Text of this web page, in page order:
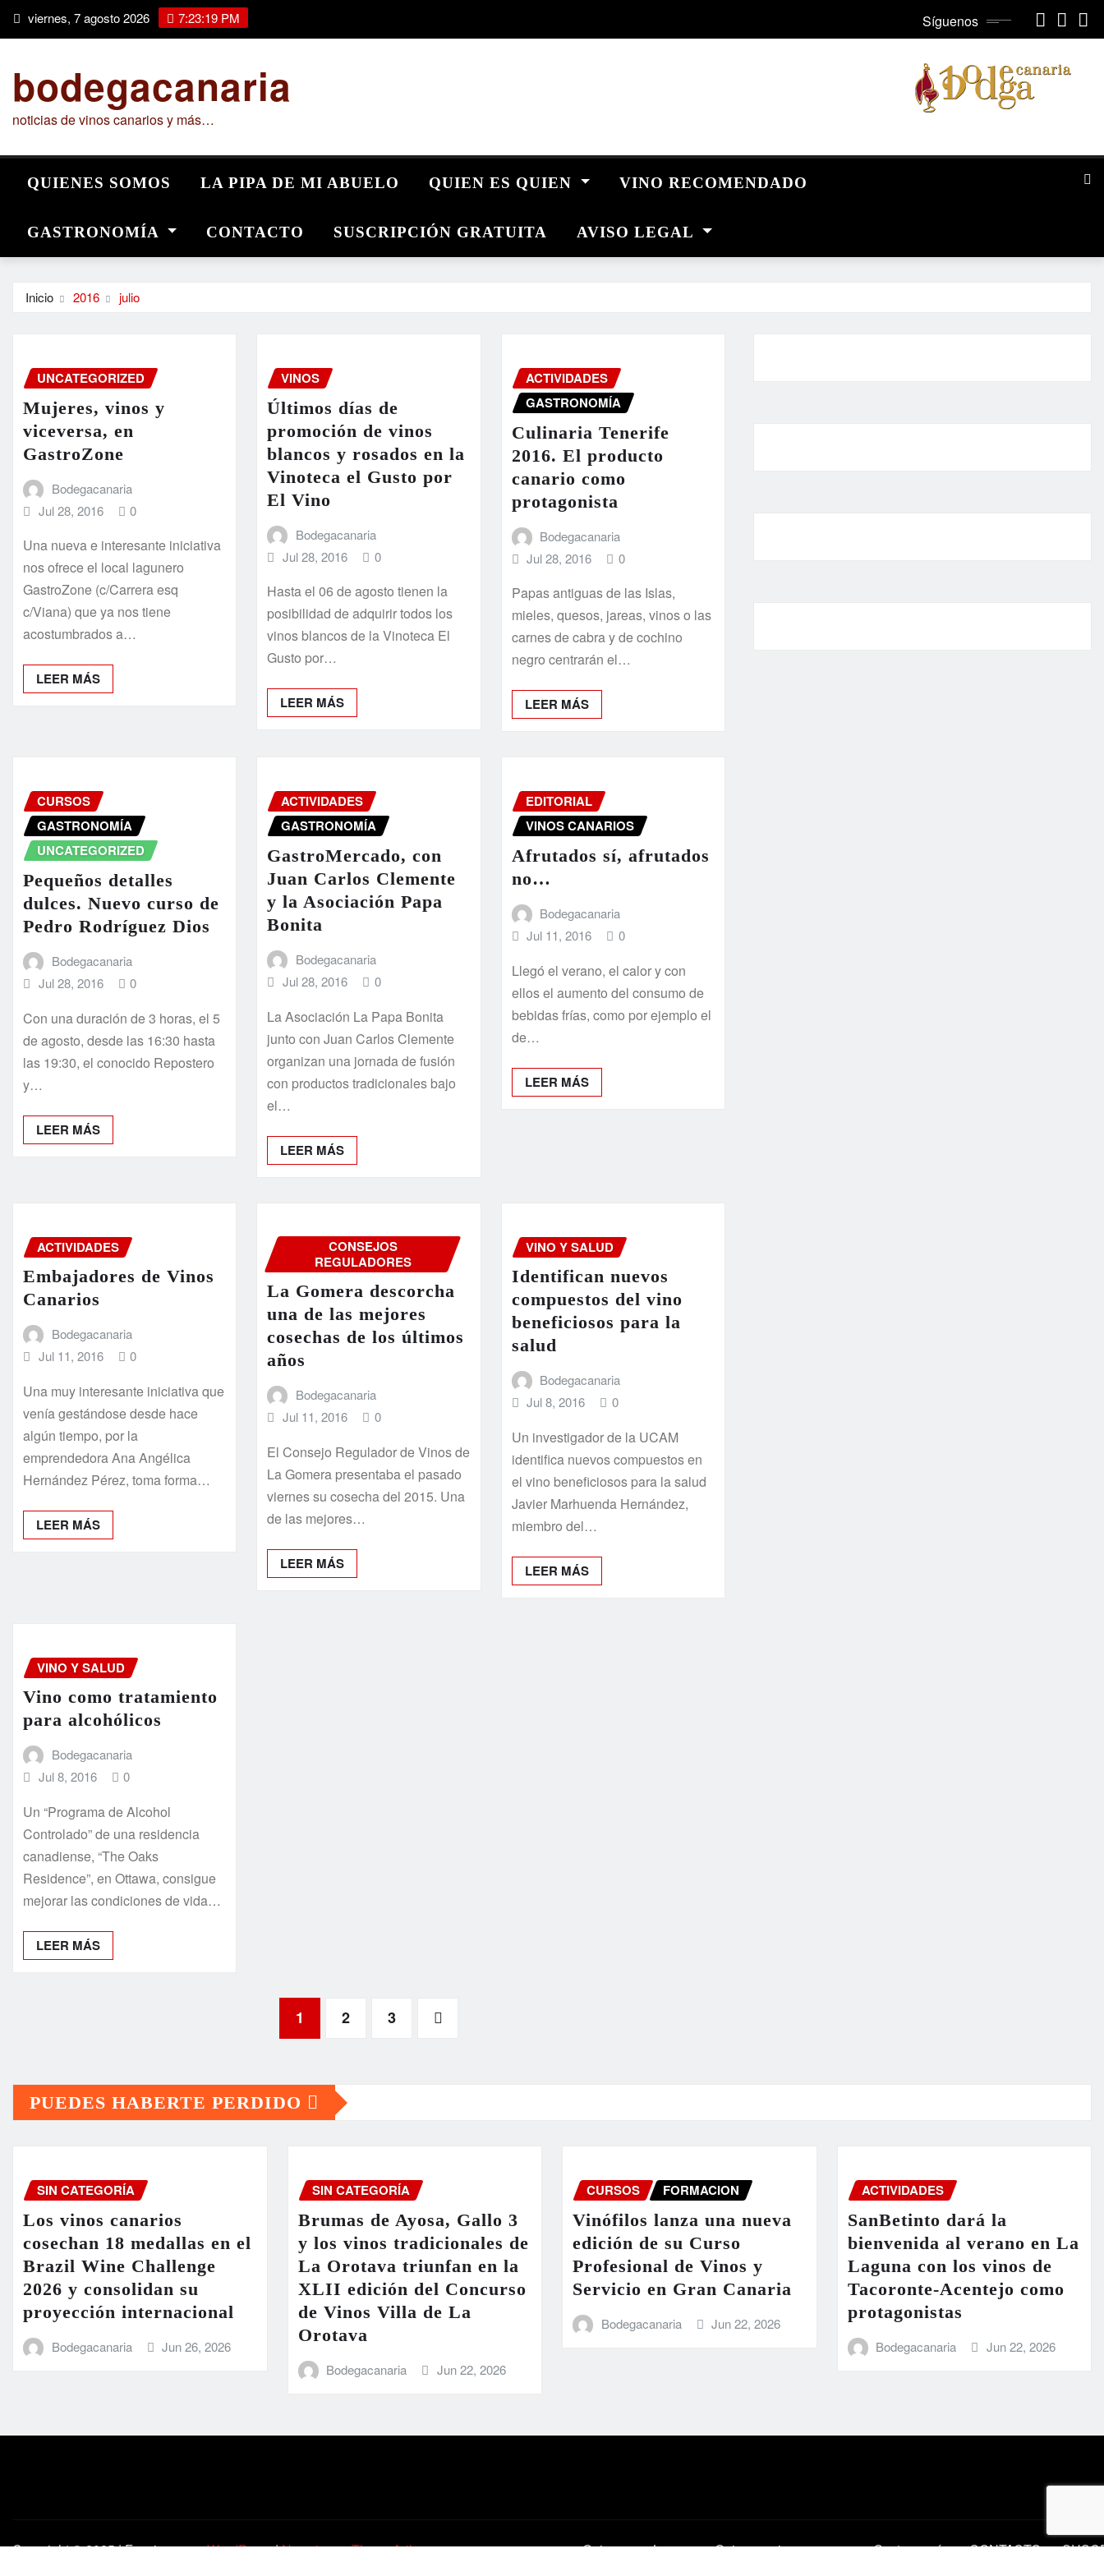
Saltar viernes, 7 agosto 2026 7:23:20 PM Síguenos
bodegacanaria
noticias de vinos canarios y más…
QUIENES SOMOS LA PIPA DE MI ABUELO QUIEN ES QUIEN VINO RECOMENDADO
GASTRONOMÍA CONTACTO SUSCRIPCIÓN GRATUITA AVISO LEGAL
Inicio 2016 julio
UNCATEGORIZED
Mujeres, vinos y
viceversa, en
GastroZone
Bodegacanaria
Jul 28, 2016
0
Una nueva e interesante iniciativa
nos ofrece el local lagunero
GastroZone (c/Carrera esq
c/Viana) que ya nos tiene
acostumbrados a…
LEER MÁS
VINOS
Últimos días de
promoción de vinos
blancos y rosados en la
Vinoteca el Gusto por
El Vino
Bodegacanaria
Jul 28, 2016
0
Hasta el 06 de agosto tienen la
posibilidad de adquirir todos los
vinos blancos de la Vinoteca El
Gusto por…
LEER MÁS
ACTIVIDADES
GASTRONOMÍA
Culinaria Tenerife
2016. El producto
canario como
protagonista
Bodegacanaria
Jul 28, 2016
0
Papas antiguas de las Islas,
mieles, quesos, jareas, vinos o las
carnes de cabra y de cochino
negro centrarán el…
LEER MÁS
CURSOS
GASTRONOMÍA
UNCATEGORIZED
Pequeños detalles
dulces. Nuevo curso de
Pedro Rodríguez Dios
Bodegacanaria
Jul 28, 2016
0
Con una duración de 3 horas, el 5
de agosto, desde las 16:30 hasta
las 19:30, el conocido Repostero
y…
LEER MÁS
ACTIVIDADES
GASTRONOMÍA
GastroMercado, con
Juan Carlos Clemente
y la Asociación Papa
Bonita
Bodegacanaria
Jul 28, 2016
0
La Asociación La Papa Bonita
junto con Juan Carlos Clemente
organizan una jornada de fusión
con productos tradicionales bajo
el…
LEER MÁS
EDITORIAL
VINOS CANARIOS
Afrutados sí, afrutados
no…
Bodegacanaria
Jul 11, 2016
0
Llegó el verano, el calor y con
ellos el aumento del consumo de
bebidas frías, como por ejemplo el
de…
LEER MÁS
ACTIVIDADES
Embajadores de Vinos
Canarios
Bodegacanaria
Jul 11, 2016
0
Una muy interesante iniciativa que
venía gestándose desde hace
algún tiempo, por la
emprendedora Ana Angélica
Hernández Pérez, toma forma…
LEER MÁS
CONSEJOS
REGULADORES
La Gomera descorcha
una de las mejores
cosechas de los últimos
años
Bodegacanaria
Jul 11, 2016
0
El Consejo Regulador de Vinos de
La Gomera presentaba el pasado
viernes su cosecha del 2015. Una
de las mejores…
LEER MÁS
VINO Y SALUD
Identifican nuevos
compuestos del vino
beneficiosos para la
salud
Bodegacanaria
Jul 8, 2016
0
Un investigador de la UCAM
identifica nuevos compuestos en
el vino beneficiosos para la salud
Javier Marhuenda Hernández,
miembro del…
LEER MÁS
VINO Y SALUD
Vino como tratamiento
para alcohólicos
Bodegacanaria
Jul 8, 2016
0
Un “Programa de Alcohol
Controlado” de una residencia
canadiense, “The Oaks
Residence”, en Ottawa, consigue
mejorar las condiciones de vida…
LEER MÁS
entradas
1 2 3
PUEDES HABERTE PERDIDO
SIN CATEGORÍA
Los vinos canarios
cosechan 18 medallas en el
Brazil Wine Challenge
2026 y consolidan su
proyección internacional
Bodegacanaria Jun 26, 2026
SIN CATEGORÍA
Brumas de Ayosa, Gallo 3
y los vinos tradicionales de
La Orotava triunfan en la
XLII edición del Concurso
de Vinos Villa de La
Orotava
Bodegacanaria Jun 22, 2026
CURSOS FORMACION
Vinófilos lanza una nueva
edición de su Curso
Profesional de Vinos y
Servicio en Gran Canaria
Bodegacanaria Jun 22, 2026
ACTIVIDADES
SanBetinto dará la
bienvenida al verano en La
Laguna con los vinos de
Tacoronte-Acentejo como
protagonistas
Bodegacanaria Jun 22, 2026
Copyright © 2025 | Funciona conWordPress|NewsioporThemeArile
Quienes
La
Quien
vino
Gastronomía CONTACTO